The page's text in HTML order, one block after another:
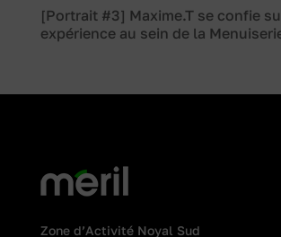
[Portrait #3] Maxime.T se confie
expérience au sein de la
Zone d’Activité Noyal Sud